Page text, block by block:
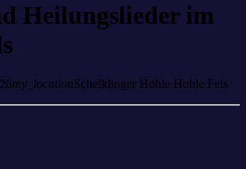
Heilungslieder im
my_locationSchelklinger Höhle Hohle Fels